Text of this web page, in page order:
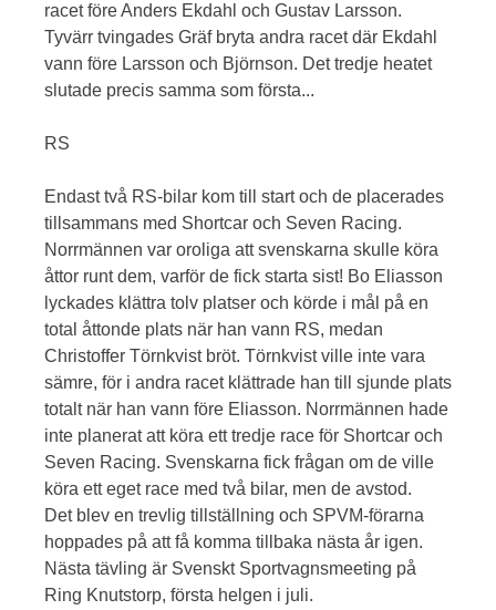
racet före Anders Ekdahl och Gustav Larsson.
Tyvärr tvingades Gräf bryta andra racet där Ekdahl
vann före Larsson och Björnson. Det tredje heatet
slutade precis samma som första...
RS
Endast två RS-bilar kom till start och de placerades
tillsammans med Shortcar och Seven Racing.
Norrmännen var oroliga att svenskarna skulle köra
åttor runt dem, varför de fick starta sist! Bo Eliasson
lyckades klättra tolv platser och körde i mål på en
total åttonde plats när han vann RS, medan
Christoffer Törnkvist bröt. Törnkvist ville inte vara
sämre, för i andra racet klättrade han till sjunde plats
totalt när han vann före Eliasson. Norrmännen hade
inte planerat att köra ett tredje race för Shortcar och
Seven Racing. Svenskarna fick frågan om de ville
köra ett eget race med två bilar, men de avstod.
Det blev en trevlig tillställning och SPVM-förarna
hoppades på att få komma tillbaka nästa år igen.
Nästa tävling är Svenskt Sportvagnsmeeting på
Ring Knutstorp, första helgen i juli.